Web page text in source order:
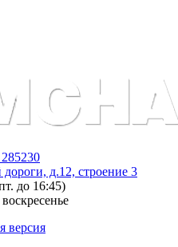
285230
д.12, строение 3
до 16:45)
версия